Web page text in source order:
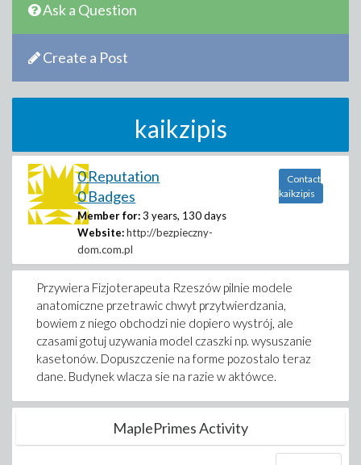
Ask a Question
Create a Post
kaikzipis
0 Reputation
0 Badges
Member for: 3 years, 130 days
Website: http://bezpieczny-
dom.com.pl
Contact
kaikzipis
Przywiera Fizjoterapeuta Rzeszów pilnie modele
anatomiczne przetrawic chwyt przytwierdzania,
bowiem z niego obchodzi nie dopiero wystrój, ale
czasami gotuj uzywania model czaszki np. wysuszanie
kasetonów. Dopuszczenie na forme pozostalo teraz
dane. Budynek wlacza sie na razie w aktówce.
MaplePrimes Activity